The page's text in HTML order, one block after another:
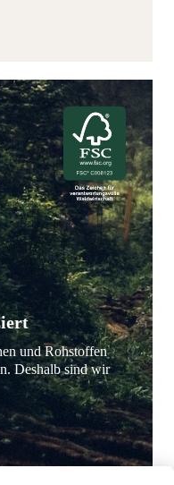
und Rohstoffen
Deshalb sind wir